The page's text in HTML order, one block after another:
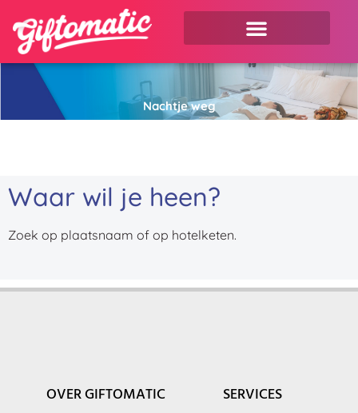
Nachtje weg
Waar wil je heen?
Zoek op plaatsnaam of op hotelketen.
OVER GIFTOMATIC SERVICES